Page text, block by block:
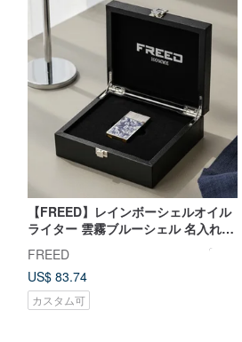
【FREED】レインボーシェルオイル
ライター 雲霧ブルーシェル 名入れ刻
印 彼氏へのプレゼント
FREED
US$ 83.74
カスタム可